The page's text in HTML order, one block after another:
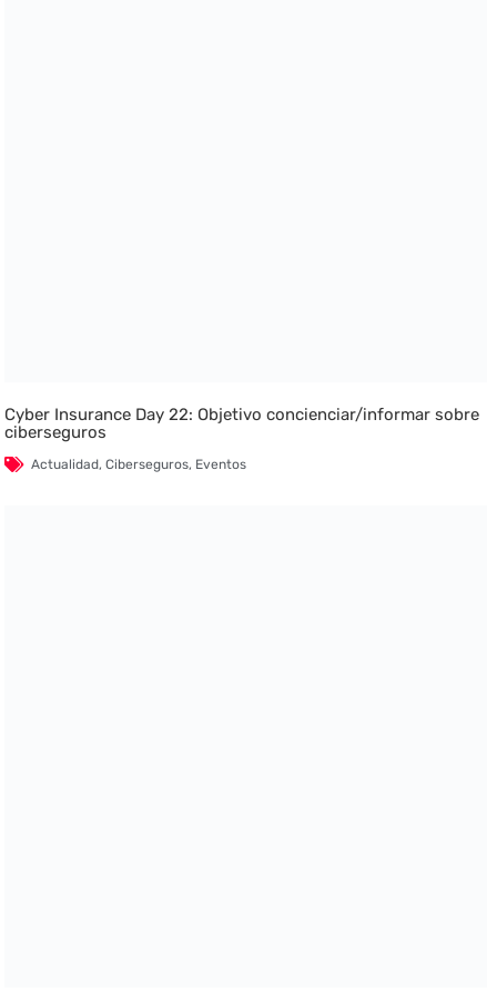
Cyber Insurance Day 22: Objetivo concienciar/informar sobre
ciberseguros
Actualidad,Ciberseguros, Eventos